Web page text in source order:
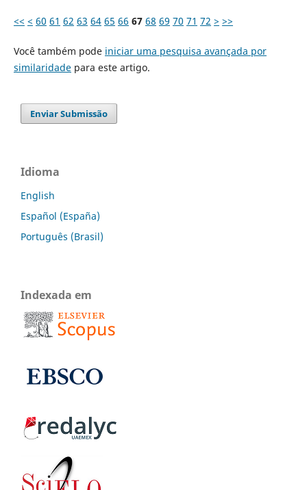
<< < 60 61 62 63 64 65 66 67 68 69 70 71 72 > >>
Você também pode iniciar uma pesquisa avançada por
similaridadepara este artigo.
Enviar Submissão
Idioma
English
Español (España)
Português (Brasil)
Indexada em